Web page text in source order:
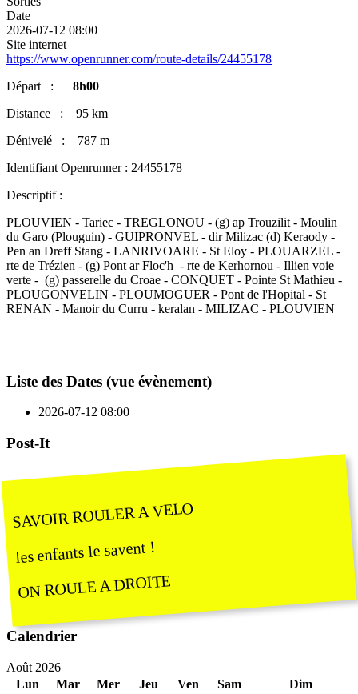
Date
2026-07-12 08:00
Site internet
https://www.openrunner.com/route-details/24455178
Départ :
8h00
Distance : 95 km
Dénivelé : 787 m
Identifiant Openrunner : 24455178
Descriptif :
PLOUVIEN - Tariec - TREGLONOU - (g) ap Trouzilit - Moulin
du Garo (Plouguin) - GUIPRONVEL - dir Milizac (d) Keraody -
Pen an Dreff Stang - LANRIVOARE - St Eloy - PLOUARZEL -
rte de Trézien - (g) Pont ar Floc'h - rte de Kerhornou - Illien voie
verte - (g) passerelle du Croae - CONQUET - Pointe St Mathieu -
PLOUGONVELIN - PLOUMOGUER - Pont de l'Hopital - St
RENAN - Manoir du Curru - keralan - MILIZAC - PLOUVIEN
Liste des Dates (vue évènement)
2026-07-12 08:00
Post-It
SAVOIR ROULER A VELO
les enfants le savent !
ON ROULE A DROITE
Calendrier
Août 2026
Lun
Mar Mer Jeu Ven Sam Dim